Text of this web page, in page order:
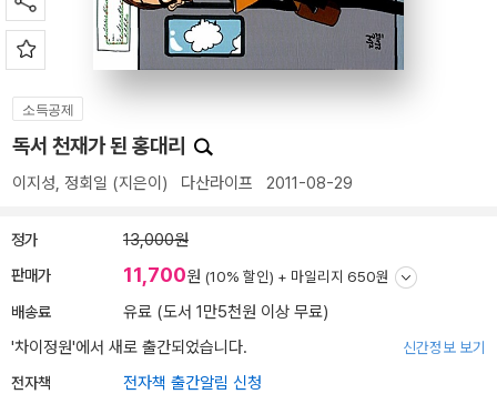
소득공제
독서 천재가 된 홍대리
이지성, 정회일 (지은이) 다산라이프 2011-08-29
정가 13,000원
판매가 11,700원 (10% 할인) + 마일리지 650원
배송료
유료 (도서 1만5천원 이상 무료)
'차이정원'에서 새로 출간되었습니다.
신간정보 보기
전자책 전자책 출간알림 신청